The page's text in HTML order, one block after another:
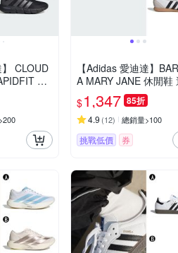
】 CLOUD
運
款任選)
【Adidas 愛迪達】
A MARY JANE 休閒鞋
鞋 女 A-HP3519 B-
$1,347 85折
4.9 (12) 總銷量>100
挑戰低價 券